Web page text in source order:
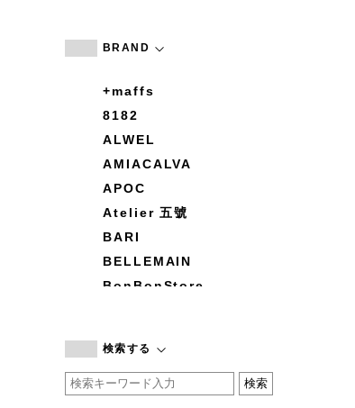
BRAND
+maffs
8182
ALWEL
AMIACALVA
APOC
Atelier 五號
BARI
BELLEMAIN
BonBonStore
by basics
CATWORTH
検索する